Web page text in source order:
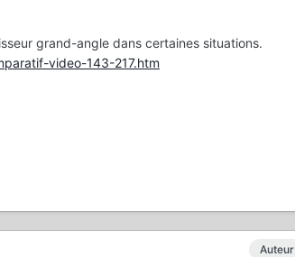
grand-angle dans certaines situations.
video-143-217.htm
Auteur